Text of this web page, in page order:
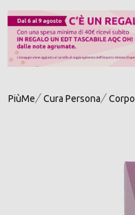
PiùMe Cura Persona Corpo